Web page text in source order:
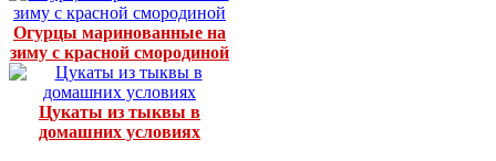
Огурцы маринованные на
зиму с красной смородиной
Цукаты из тыквы в
домашних условиях